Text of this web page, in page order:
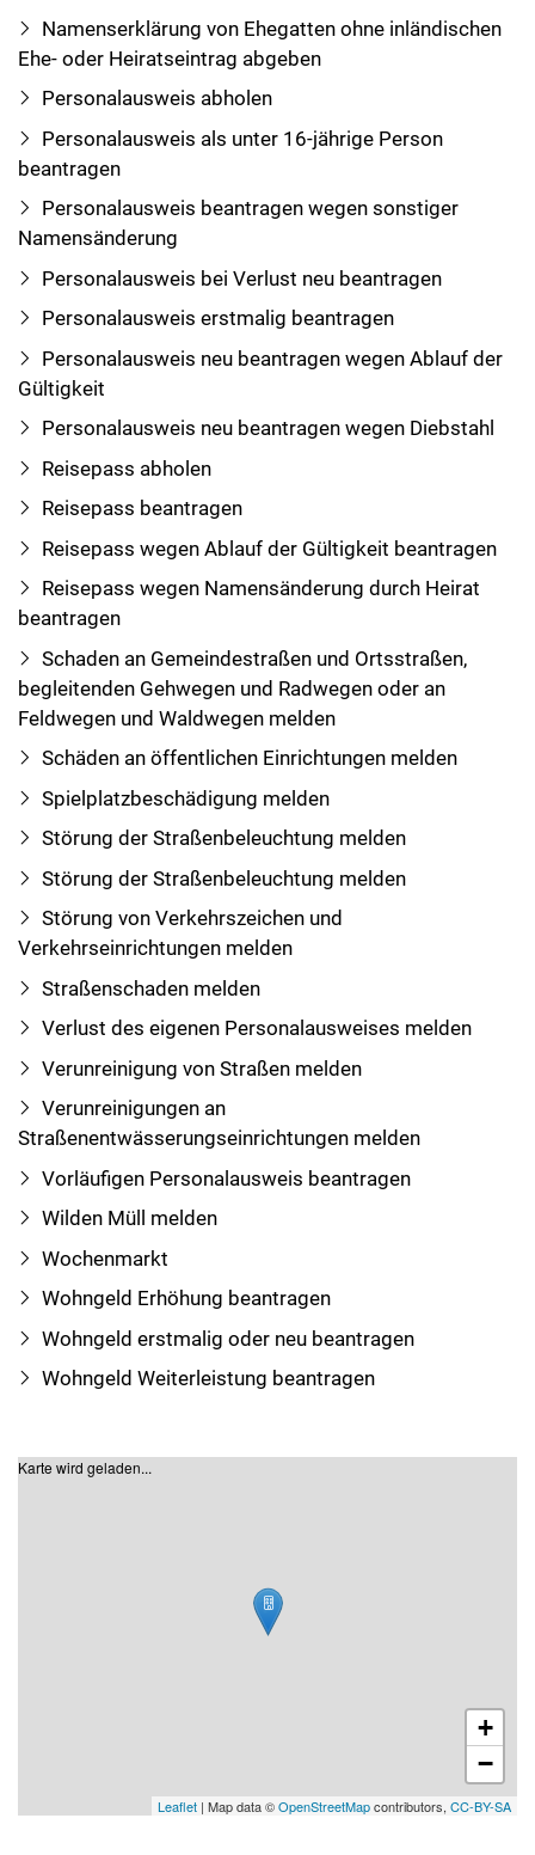
Namenserklärung von Ehegatten ohne inländischen
Ehe- oder Heiratseintrag abgeben
Personalausweis abholen
Personalausweis als unter 16-jährige Person
beantragen
Personalausweis beantragen wegen sonstiger
Namensänderung
Personalausweis bei Verlust neu beantragen
Personalausweis erstmalig beantragen
Personalausweis neu beantragen wegen Ablauf der
Gültigkeit
Personalausweis neu beantragen wegen Diebstahl
Reisepass abholen
Reisepass beantragen
Reisepass wegen Ablauf der Gültigkeit beantragen
Reisepass wegen Namensänderung durch Heirat
beantragen
Schaden an Gemeindestraßen und Ortsstraßen,
begleitenden Gehwegen und Radwegen oder an
Feldwegen und Waldwegen melden
Schäden an öffentlichen Einrichtungen melden
Spielplatzbeschädigung melden
Störung der Straßenbeleuchtung melden
Störung der Straßenbeleuchtung melden
Störung von Verkehrszeichen und
Verkehrseinrichtungen melden
Straßenschaden melden
Verlust des eigenen Personalausweises melden
Verunreinigung von Straßen melden
Verunreinigungen an
Straßenentwässerungseinrichtungen melden
Vorläufigen Personalausweis beantragen
Wilden Müll melden
Wochenmarkt
Wohngeld Erhöhung beantragen
Wohngeld erstmalig oder neu beantragen
Wohngeld Weiterleistung beantragen
Karte wird geladen...
+
−
Leaflet | Map data ©OpenStreetMapcontributors, CC-BY-SA